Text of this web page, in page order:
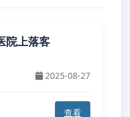
院上落客
2025-08-27
查看